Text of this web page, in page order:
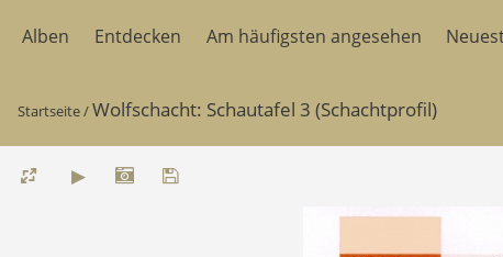
Alben Entdecken Am häufigsten angesehen
Startseite/Wolfschacht: Schautafel 3 (Schachtprofil)